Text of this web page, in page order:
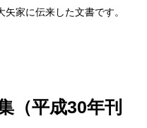
家に伝来した文書です。
（平成30年刊